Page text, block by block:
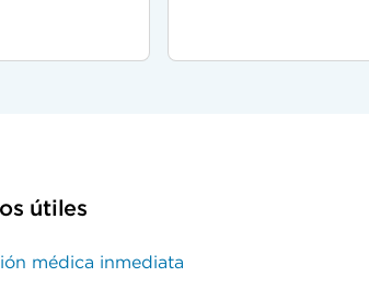
útiles
médica inmediata